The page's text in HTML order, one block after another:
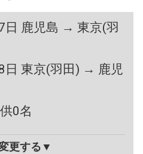
日 鹿児島 → 東京(羽
日 東京(羽田) → 鹿児
0名
更する▼